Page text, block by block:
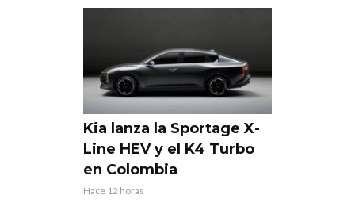
Kia lanza la Sportage X-
Line HEV y el K4 Turbo
en Colombia
Hace 12 horas